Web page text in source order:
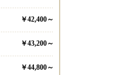
￥42,400～
￥43,200～
￥44,800～